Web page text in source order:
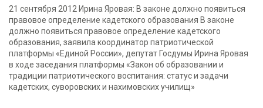
21 сентября 2012 Ирина Яровая: В законе должно появиться
правовое определение кадетского образования В законе
должно появиться правовое определение кадетского
образования, заявила координатор патриотической
платформы «Единой России», депутат Госдумы Ирина Яровая
в ходе заседания платформы «Закон об образовании и
традиции патриотического воспитания: статус и задачи
кадетских, суворовских и нахимовских училищ»